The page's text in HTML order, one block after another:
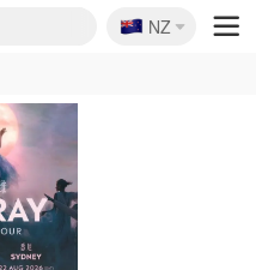
🇳🇿
NZ